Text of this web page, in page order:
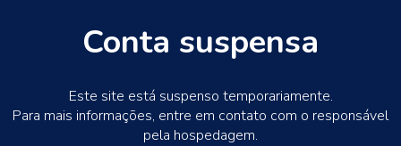
Conta suspensa
Este site está suspenso temporariamente.
Para mais informações, entre em contato com o responsável
pela hospedagem.